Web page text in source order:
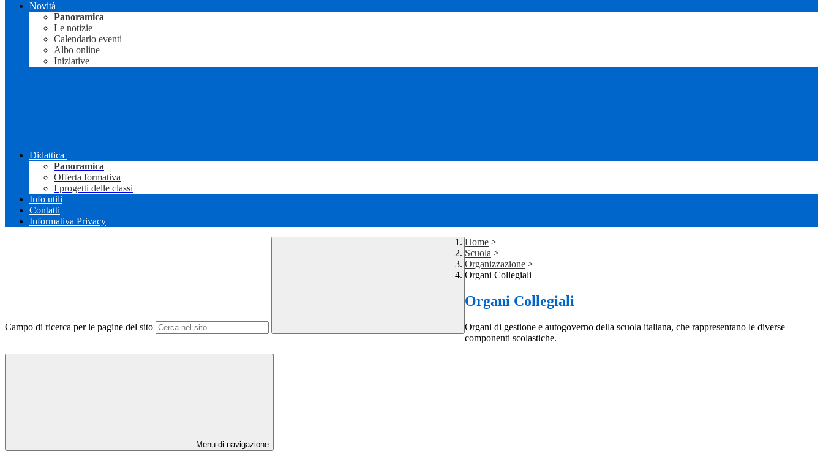
Novità
Panoramica
Le notizie
Calendario eventi
Albo online
Iniziative
Didattica
Panoramica
Offerta formativa
I progetti delle classi
Info utili
Contatti
Informativa Privacy
Campo di ricerca per le pagine del sito
Home >
Scuola >
Organizzazione >
Organi Collegiali
Organi Collegiali
Organi di gestione e autogoverno della scuola italiana, che rappresentano le diverse
componenti scolastiche.
Menu di navigazione